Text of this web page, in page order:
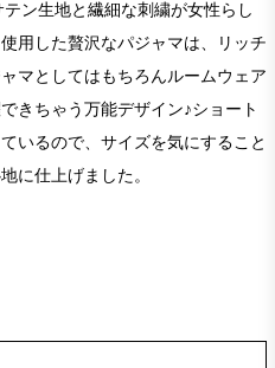
ン生地と繊細な刺繍が女性らし
用した贅沢なパジャマは、リッチ
マとしてはもちろんルームウェア
きちゃう万能デザイン♪ショート
いるので、サイズを気にすること
に仕上げました。